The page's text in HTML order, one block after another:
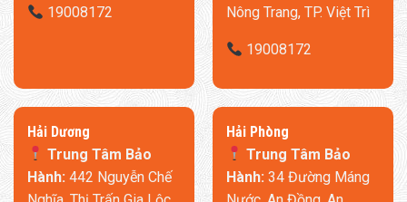
19008172
Nông Trang, TP. Việt Trì
19008172
​Hải Dương
Trung Tâm Bảo
Hành:442 Nguyễn Chế
​Hải Phòng
Trung Tâm Bảo
Hành:34 Đường Máng